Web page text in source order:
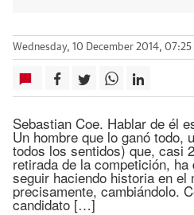
Wednesday, 10 December 2014, 07:25
Sebastian Coe. Hablar de él
Un hombre que lo ganó todo,
todos los sentidos) que, casi
retirada de la competición,
seguir haciendo historia en el
precisamente, cambiándolo.
candidato […]